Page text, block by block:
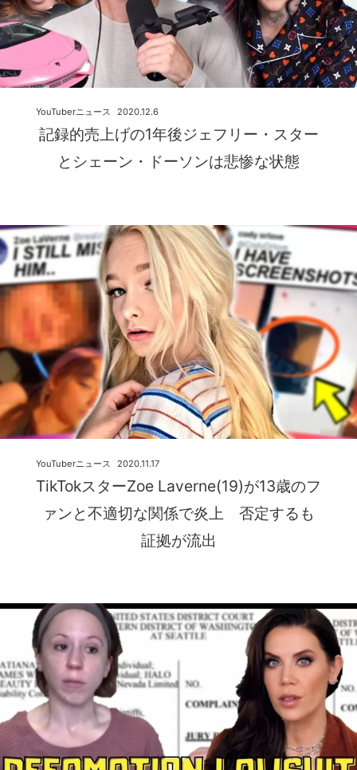
記録的売上げの1年後ジェフリー・スター
とシェーン・ドーソンは悲惨な状態
2020.12.6
YouTuberニュース
TikTokスターZoe Laverne(19)が13歳のフ
ァンと不適切な関係で炎上 否定するも
証拠が流出
2020.11.17
YouTuberニュース